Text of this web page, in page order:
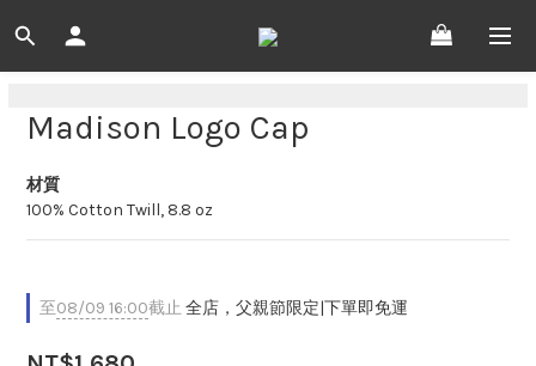
Madison Logo Cap
材質
100% Cotton Twill, 8.8 oz
至08/09 16:00截止 全店，父親節限定|下單即免運